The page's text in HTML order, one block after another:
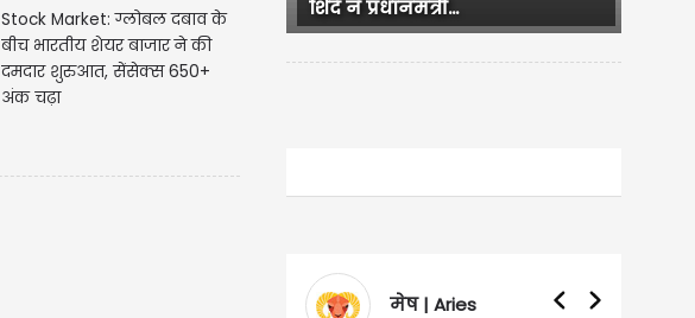
Stock Market: ग्लोबल दबाव के
बीच भारतीय शेयर बाजार ने की
दमदार शुरुआत, सेंसेक्स 650+
अंक चढ़ा
शिंदे ने प्रधानमंत्री...
मेष | Aries